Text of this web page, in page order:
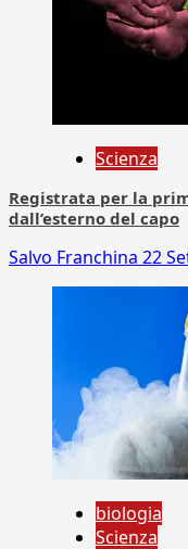
Scienza
Registrata per la
dall’esterno del capo
Salvo Franchina 22
biologia
Scienza